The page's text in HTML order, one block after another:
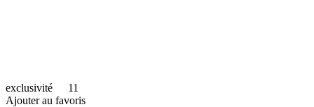
exclusivité
11
Ajouter au favoris